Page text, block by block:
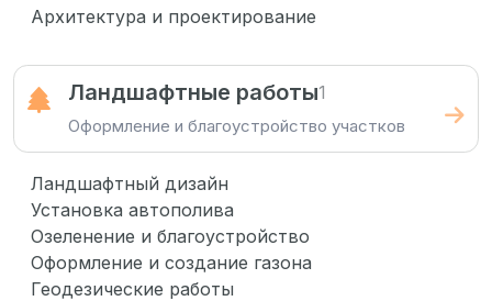
Архитектура и проектирование
Ландшафтные работы1
Оформление и благоустройство участков
Ландшафтный дизайн
Установка автополива
Озеленение и благоустройство
Оформление и создание газона
Геодезические работы